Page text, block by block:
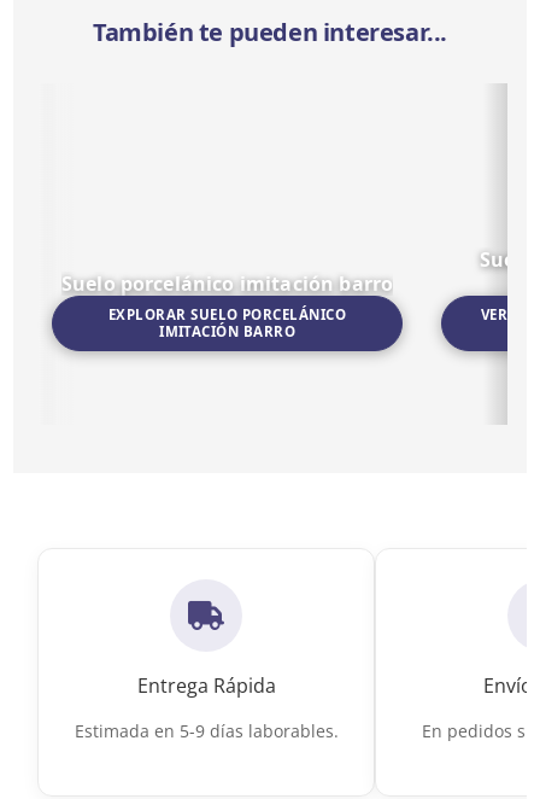
También te pueden interesar...
Suelo porcelánico imitación barro
EXPLORAR SUELO PORCELÁNICO
IMITACIÓN BARRO
VER
Entrega Rápida
Estimada en 5-9 días laborables. En pedidos